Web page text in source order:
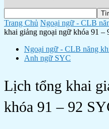
Trang Chủ Ngoại ngữ - CLB
khai giảng ngoại ngữ khóa 91 –
Ngoại ngữ - CLB năng
Anh ngữ SYC
Lịch tổng khai
khóa 91 – 92